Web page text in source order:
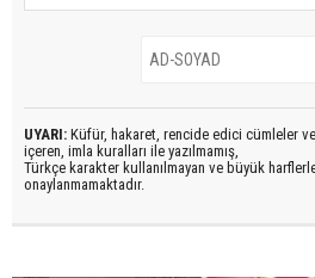
UYARI: Küfür, hakaret, rencide edici cümleler
içeren, imla kuralları ile yazılmamış,
Türkçe karakter kullanılmayan ve büyük
onaylanmamaktadır.